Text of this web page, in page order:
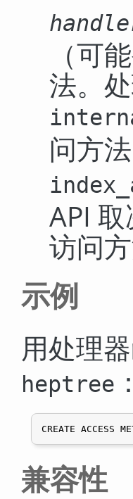
（可
法。
问方
API
访问方
示例
用处理
heptree ：
CREATE ACCESS
兼容性